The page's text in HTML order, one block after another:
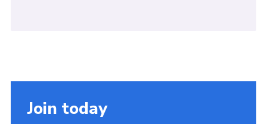
Join today